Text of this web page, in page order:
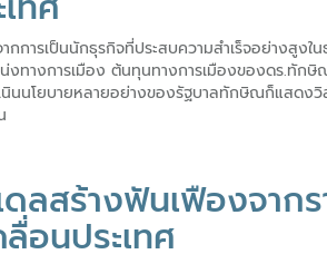
การเป็นนักธุรกิจที่ประสบความสำเร็จอย่างสูงใ
น่งทางการเมือง ต้นทุนทางการเมืองของดร.ทั
นินนโยบายหลายอย่างของรัฐบาลทักษิณก็แสดง
ดลสร้างฟันเฟืองจาก
อนประเทศ